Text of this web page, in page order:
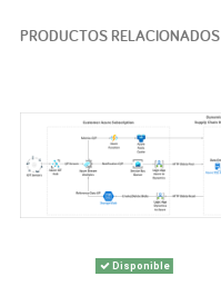
PRODUCTOS RELACIONADOS
Disponible